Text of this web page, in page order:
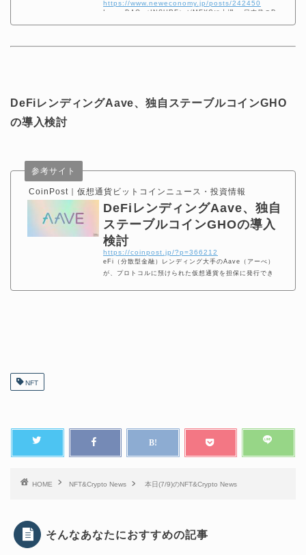
https://www.neweconomy.jp/posts/242450
InsureDAO （INSURE）がMEXCに上場へ 日本発のDe
Fi（分散型金融）保険「InsureDAO（インシュア・ダ
暗号資産（仮想通貨）取引所MEXC Global（エムイーエ
DeFiレンディングAave、独自ステーブルコインGHO
の導入検討
CoinPost｜仮想通貨ビットコインニュース・投資情報
参考サイト
DeFiレンディングAave、独自
ステーブルコインGHOの導入
検討
https://coinpost.jp/?p=366212
eFi（分散型金融）レンディング大手のAave（アーべ）
が、プロトコルに預けられた仮想通貨を担保に発行でき
NFT
HOME NFT&Crypto News 本日(7/9)のNFT&Crypto News
そんなあなたにおすすめの記事